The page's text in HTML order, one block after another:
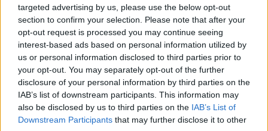
targeted advertising by us, please use the below opt-out
section to confirm your selection. Please note that after your
opt-out request is processed you may continue seeing
interest-based ads based on personal information utilized by
us or personal information disclosed to third parties prior to
your opt-out. You may separately opt-out of the further
disclosure of your personal information by third parties on the
IAB’s list of downstream participants. This information may
also be disclosed by us to third parties on the IAB’s List of
Downstream Participants that may further disclose it to other